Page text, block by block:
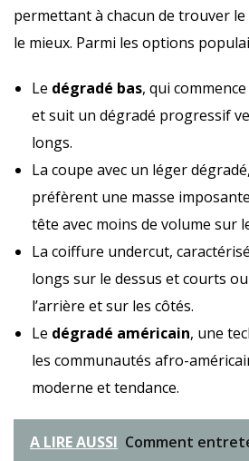
permettant à chacun de trouver
le mieux. Parmi les options
Le dégradé bas, qui
et suit un dégradé progressif
longs.
La coupe avec un léger
préfèrent une masse
tête avec moins de volume sur
La coiffure undercut,
longs sur le dessus et courts
l’arrière et sur les côtés.
Le dégradé américain, une
les communautés afro-
moderne et tendance.
A LIRE AUSSI Comment